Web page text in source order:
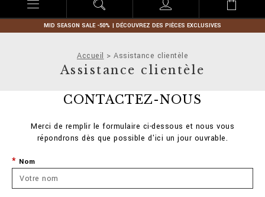
o
n
r
e
MID SEASON SALE -50% | DÉCOUVREZ DES PIÈCES EXCLUSIVES
Accueil Assistance clientèle
Assistance clientèle
CONTACTEZ-NOUS
Merci de remplir le formulaire ci-dessous et nous vous
répondrons dès que possible d'ici un jour ouvrable.
Nom